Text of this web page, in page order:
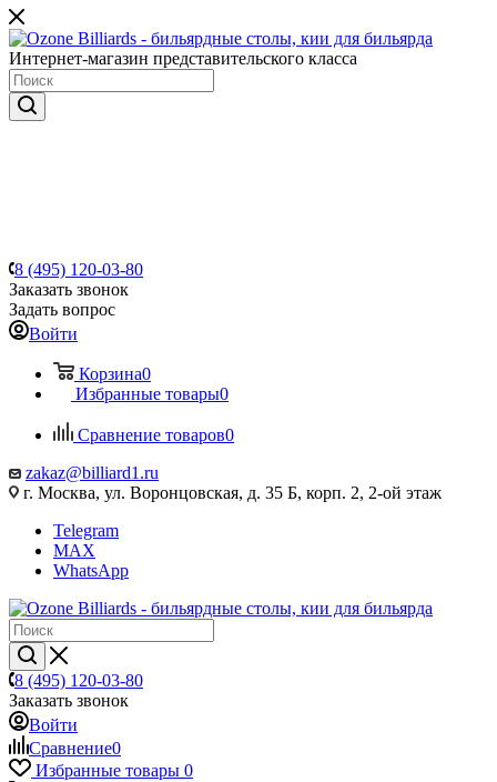
Интернет-магазин представительского класса
8 (495) 120-03-80
Заказать звонок
Задать вопрос
Войти
Корзина0
Избранные товары0
Сравнение товаров0
zakaz@billiard1.ru
г. Москва, ул. Воронцовская, д. 35 Б, корп. 2, 2-ой этаж
Telegram
MAX
WhatsApp
8 (495) 120-03-80
Заказать звонок
Войти
Сравнение0
Избранные товары 0